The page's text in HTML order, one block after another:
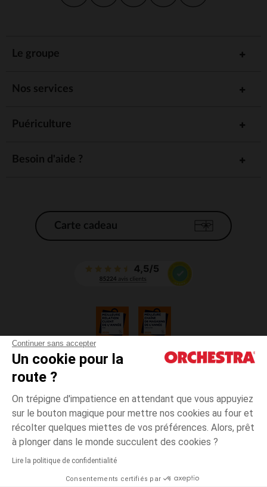
Continuer sans accepter
Un cookie pour la
route ?
On trépigne d'impatience en attendant que vous appuyiez
sur le bouton magique pour mettre nos cookies au four et
récolter quelques miettes de vos préférences. Alors, prêt
à plonger dans le monde succulent des cookies ?
Lire la politique de confidentialité
Consentements certifiés par
Le groupe
Nos services
Puériculture
Besoin d'aide ?
Carte cadeau
*Conditions des offres en cours
Données personnelles
Gestion des cookies
Orchestra adhère au code déontologique de la Fédération du e-commerce
et de la vente à distance française (FEVAD) et au système de Médiation du